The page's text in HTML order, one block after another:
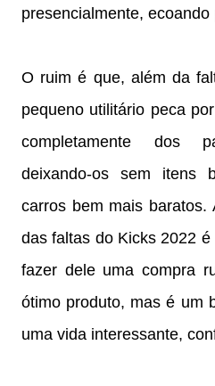
presencialmente, ecoando
O ruim é que, além da
pequeno utilitário peca
completamente dos
deixando-os sem itens
carros bem mais baratos.
das faltas do Kicks 2022
fazer dele uma compra
ótimo produto, mas é um
uma vida interessante,